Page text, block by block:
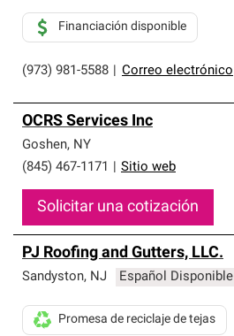
(973) 981-5588 Correo electrónico
Financiación disponible
OCRS Services Inc
Goshen, NY
(845) 467-1171
Sitio web
Solicitar una cotización
PJ Roofing and Gutters, LLC.
Sandyston, NJ Español Disponible
Promesa de reciclaje de tejas